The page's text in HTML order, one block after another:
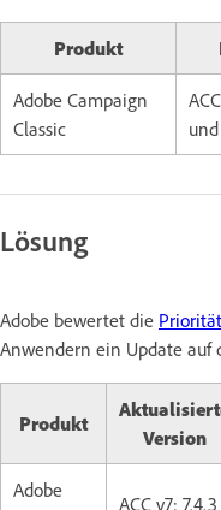
Produkt
Adobe Campaign
Classic
Lösung
Adobe bewertet die Priorität
Anwendern ein Update auf
Produkt
Version
Adobe
ACC v7: 7.4.3